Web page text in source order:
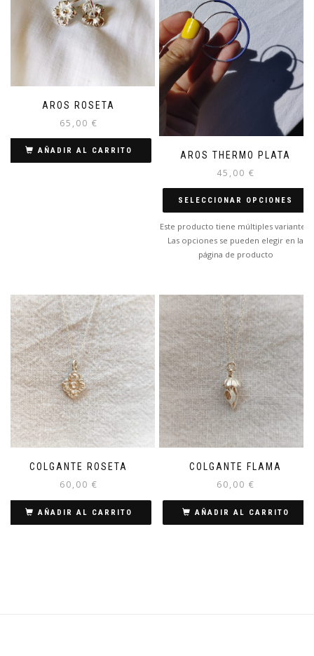
AROS ROSETA
65,00 €
AÑADIR AL CARRITO AROS THERMO PLATA
45,00 €
SELECCIONAR OPCIONES
Este producto tiene múltiples variantes.
Las opciones se pueden elegir en la
página de producto
COLGANTE ROSETA
60,00 €
AÑADIR AL CARRITO
COLGANTE FLAMA
60,00 €
AÑADIR AL CARRITO